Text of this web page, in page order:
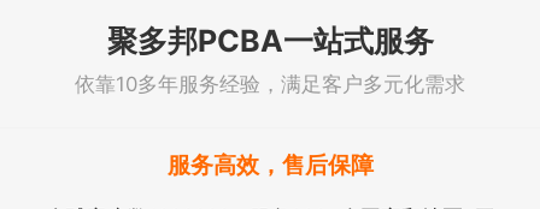
聚多邦PCBA一站式服务
依靠10多年服务经验，满足客户多元化需求
服务高效，售后保障